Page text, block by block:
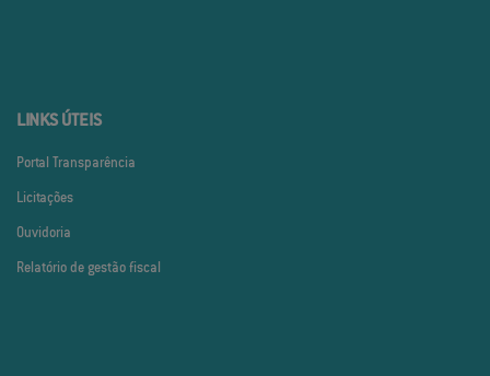
LINKS ÚTEIS
Portal Transparência
Licitações
Ouvidoria
Relatório de gestão fiscal